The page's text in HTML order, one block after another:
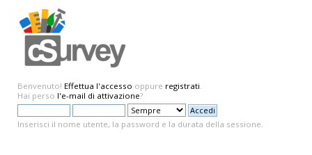
Benvenuto! Effettua l'accesso oppure registrati.
Hai perso l'e-mail di attivazione?
Inserisci il nome utente, la password e la durata della sessione.